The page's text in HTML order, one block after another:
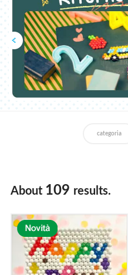
Cos'è Aquabeads?
Video
Per i genitori
categoria
About 109 results.